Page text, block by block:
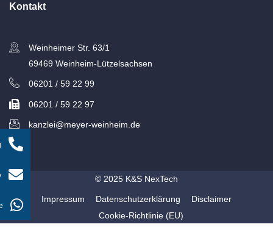
Kontakt
Weinheimer Str. 63/1
69469 Weinheim-Lützelsachsen
06201 / 59 22 99
06201 / 59 22 97
kanzlei@meyer-weinheim.de
© 2025 K&S NexTech
Impressum Datenschutzerklärung
Disclaimer
Cookie-Richtlinie (EU)